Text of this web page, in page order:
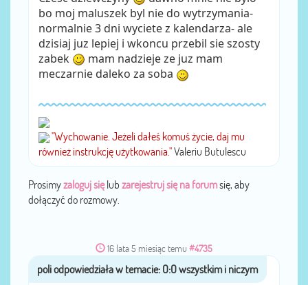
bo moj maluszek byl nie do wytrzymania-
normalnie 3 dni wyciete z kalendarza- ale
dzisiaj juz lepiej i wkoncu przebil sie szosty
zabek
mam nadzieje ze juz mam
meczarnie daleko za soba
"Wychowanie. Jeżeli dałeś komuś życie, daj mu
również instrukcję użytkowania."Valeriu Butulescu
Prosimyzaloguj sięlub zarejestruj się na forumsię, aby
dołączyć do rozmowy.
16 lata 5 miesiąc temu #4735
przezpoli